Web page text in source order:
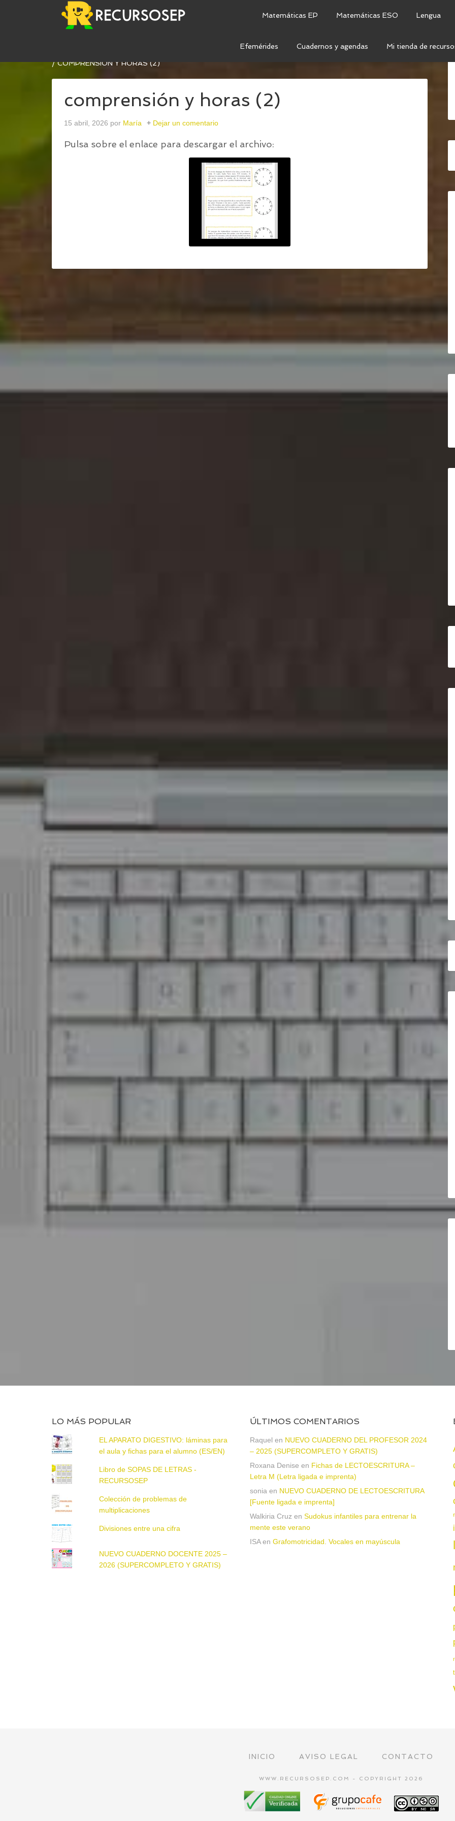
Matemáticas EP Matemáticas ESO Lengua
Efemérides Cuadernos y agendas Mi tienda de
COMPRENSIÓN LECTORA Y RAZONAMIENTO MATEMÁTICO CON EL RELOJ
/COMPRENSIÓN Y HORAS (2)
comprensión y horas (2)
15 abril, 2026 por María Dejar un comentario
Pulsa sobre el enlace para descargar el archivo:
LO MÁS POPULAR
EL APARATO DIGESTIVO: láminas para
el aula y fichas para el alumno (ES/EN)
Libro de SOPAS DE LETRAS -
RECURSOSEP
Colección de problemas de
multiplicaciones
Divisiones entre una cifra
NUEVO CUADERNO DOCENTE 2025 –
2026 (SUPERCOMPLETO Y GRATIS)
ÚLTIMOS COMENTARIOS
Raquel en NUEVO CUADERNO DEL PROFESOR 2024
– 2025 (SUPERCOMPLETO Y GRATIS)
Roxana Denise en Fichas de LECTOESCRITURA –
Letra M (Letra ligada e imprenta)
sonia en NUEVO CUADERNO DE LECTOESCRITURA
[Fuente ligada e imprenta]
Walkiria Cruz en Sudokus infantiles para entrenar la
mente este verano
ISAen Grafomotricidad. Vocales en mayúscula
INICIO AVISO LEGAL CONTACTO
WWW.RECURSOSEP.COM - COPYRIGHT 2026